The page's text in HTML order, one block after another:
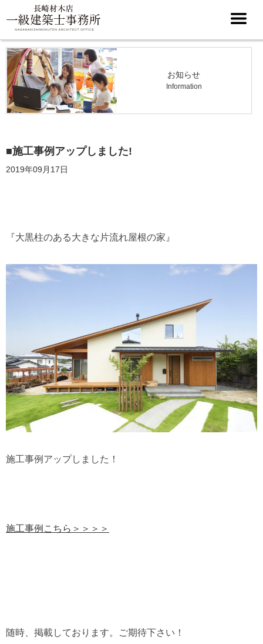
お知らせ
Information
■施工事例アップしました!
2019年09月17日
『大黒柱のある大きな片流れ屋根の家』
施工事例アップしました！
施工事例こちら＞＞＞＞
随時、掲載しております。ご期待下さい！